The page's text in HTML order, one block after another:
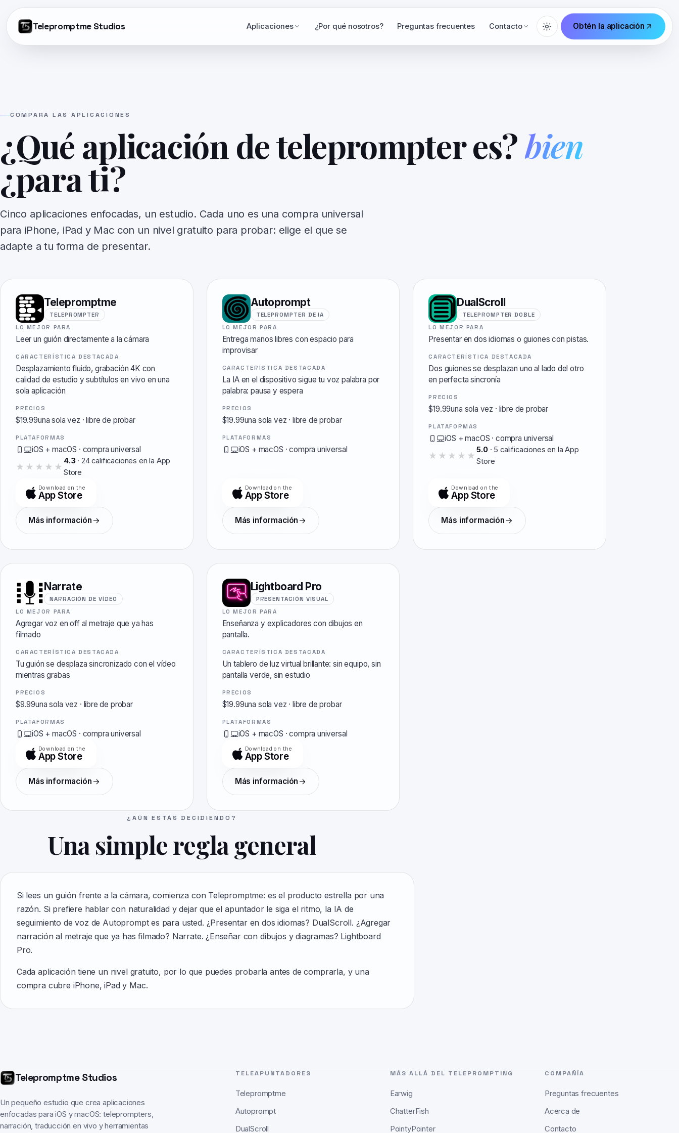
Telepromptme Studios Aplicaciones ¿Por qué nosotros? Preguntas frecuentes Contacto Obtén la aplicación
COMPARA LAS APLICACIONES
¿Qué aplicación de teleprompter es?bien
¿para ti?
Cinco aplicaciones enfocadas, un estudio. Cada uno es una compra universal
para iPhone, iPad y Mac con un nivel gratuito para probar: elige el que se
adapte a tu forma de presentar.
Telepromptme
TELEPROMPTER
LO MEJOR PARA
Leer un guión directamente a la cámara
CARACTERÍSTICA DESTACADA
Desplazamiento fluido, grabación 4K con
calidad de estudio y subtítulos en vivo en una
sola aplicación
PRECIOS
$19.99una sola vez · libre de probar
PLATAFORMAS
iOS + macOS · compra universal
★★★★★ ★★★★★
4.3· 24 calificaciones en la App
Store
Download on the
App Store
Más información
Autoprompt
TELEPROMPTER DE IA
LO MEJOR PARA
Entrega manos libres con espacio para
improvisar
CARACTERÍSTICA DESTACADA
La IA en el dispositivo sigue tu voz palabra por
palabra: pausa y espera
PRECIOS
$19.99una sola vez · libre de probar
PLATAFORMAS
iOS + macOS ·compra universal
Download on the
App Store
Más información
DualScroll
TELEPROMPTER DOBLE
LO MEJOR PARA
Presentar en dos idiomas o guiones con pistas.
CARACTERÍSTICA DESTACADA
Dos guiones se desplazan uno al lado del otro
en perfecta sincronía
PRECIOS
$19.99una sola vez · libre de probar
PLATAFORMAS
iOS + macOS · compra universal
★★★★★ ★★★★★
5.0· 5 calificaciones en la App
Store
Download on the
App Store
Más información
Narrate
NARRACIÓN DE VÍDEO
LO MEJOR PARA
Agregar voz en off al metraje que ya has
filmado
CARACTERÍSTICA DESTACADA
Tu guión se desplaza sincronizado con el vídeo
mientras grabas
PRECIOS
$9.99una sola vez · libre de probar
PLATAFORMAS
iOS + macOS · compra universal
Download on the
App Store
Más información
Lightboard Pro
PRESENTACIÓN VISUAL
LO MEJOR PARA
Enseñanza y explicadores con dibujos en
pantalla.
CARACTERÍSTICA DESTACADA
Un tablero de luz virtual brillante: sin equipo, sin
pantalla verde, sin estudio
PRECIOS
$19.99una sola vez · libre de probar
PLATAFORMAS
iOS + macOS ·compra universal
Download on the
App Store
Más información
¿AÚN ESTÁS DECIDIENDO?
Una simple regla general
Si lees un guión frente a la cámara, comienza con Telepromptme: es el producto estrella por una
razón. Si prefiere hablar con naturalidad y dejar que el apuntador le siga el ritmo, la IA de
seguimiento de voz de Autoprompt es para usted. ¿Presentar en dos idiomas? DualScroll. ¿Agregar
narración al metraje que ya has filmado? Narrate. ¿Enseñar con dibujos y diagramas? Lightboard
Pro.
Cada aplicación tiene un nivel gratuito, por lo que puedes probarla antes de comprarla, y una
compra cubre iPhone, iPad y Mac.
Telepromptme Studios
Un pequeño estudio que crea aplicaciones
enfocadas para iOS y macOS: teleprompters,
narración, traducción en vivo y herramientas
TELEAPUNTADORES
Telepromptme
Autoprompt
DualScroll
MÁS ALLÁ DEL TELEPROMPTING
Earwig
ChatterFish
PointyPointer
COMPAÑÍA
Preguntas frecuentes
Acerca de
Contacto